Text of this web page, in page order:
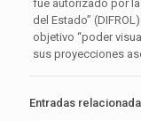
fue autorizado por
del Estado”
objetivo “poder
sus proyecciones
Entradas